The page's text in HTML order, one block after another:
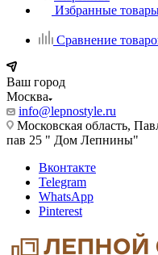
Избранные
Сравнение
Ваш город
Москва
info@lepnostyle.ru
Московская область,
пав 25 " Дом Лепнины"
Вконтакте
Telegram
WhatsApp
Pinterest